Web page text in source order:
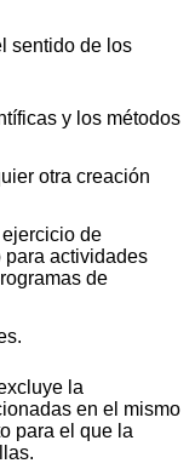
sentido de los
y los métodos
otra creación
de
actividades
de
la
en el mismo
para el que la